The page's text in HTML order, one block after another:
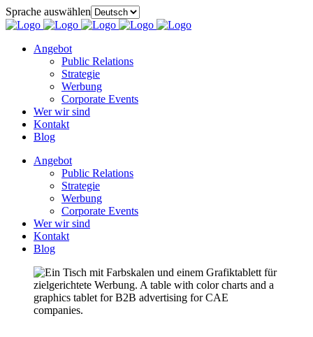
Sprache auswählen
Angebot
Public Relations
Strategie
Werbung
Corporate Events
Wer wir sind
Kontakt
Blog
Angebot
Public Relations
Strategie
Werbung
Corporate Events
Wer wir sind
Kontakt
Blog